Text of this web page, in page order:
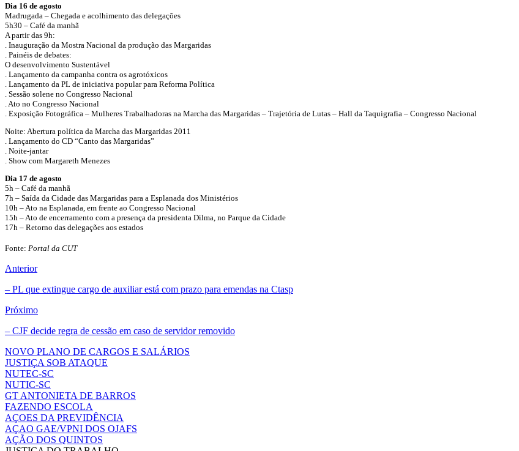
Dia 16 de agosto
Madrugada – Chegada e acolhimento das delegações
5h30 – Café da manhã
A partir das 9h:
. Inauguração da Mostra Nacional da produção das Margaridas
. Painéis de debates:
O desenvolvimento Sustentável
. Lançamento da campanha contra os agrotóxicos
. Lançamento da PL de iniciativa popular para Reforma Política
. Sessão solene no Congresso Nacional
. Ato no Congresso Nacional
. Exposição Fotográfica – Mulheres Trabalhadoras na Marcha das Margaridas – Trajetória de Lutas – Hall da Taquigrafia – Congresso Nacional
Noite: Abertura política da Marcha das Margaridas 2011
. Lançamento do CD “Canto das Margaridas”
. Noite-jantar
. Show com Margareth Menezes
Dia 17 de agosto
5h – Café da manhã
7h – Saída da Cidade das Margaridas para a Esplanada dos Ministérios
10h – Ato na Esplanada, em frente ao Congresso Nacional
15h – Ato de encerramento com a presença da presidenta Dilma, no Parque da Cidade
17h – Retorno das delegações aos estados
Fonte: Portal da CUT
Anterior
– PL que extingue cargo de auxiliar está com prazo para emendas na Ctasp
Próximo
– CJF decide regra de cessão em caso de servidor removido
NOVO PLANO DE CARGOS E SALÁRIOS
JUSTIÇA SOB ATAQUE
NUTEC-SC
NUTIC-SC
GT ANTONIETA DE BARROS
FAZENDO ESCOLA
AÇOES DA PREVIDÊNCIA
AÇAO GAE/VPNI DOS OJAFS
AÇÃO DOS QUINTOS